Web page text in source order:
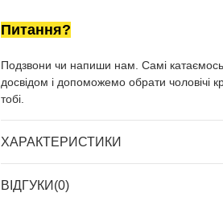
Питання?
Подзвони чи напиши нам. Самі
досвідом і допоможемо обрати чоловічі
тобі.
ХАРАКТЕРИСТИКИ
ВІДГУКИ(0)